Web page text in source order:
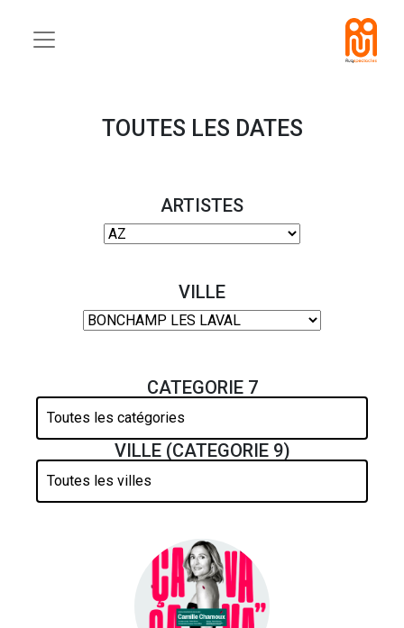
TOUTES LES DATES
ARTISTES
VILLE
CATEGORIE 7
VILLE (CATEGORIE 9)